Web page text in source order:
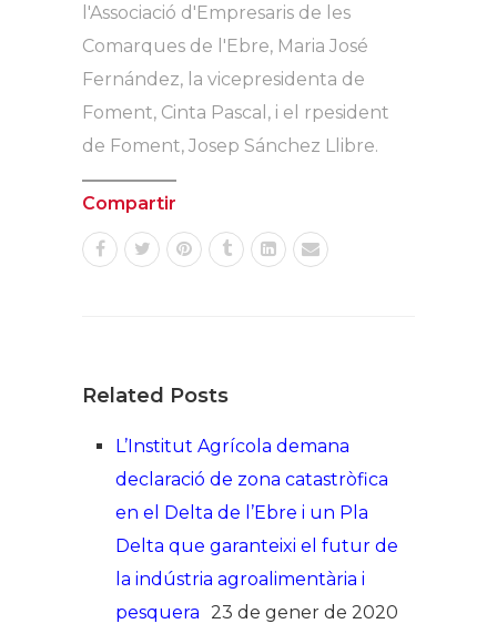
l'Associació d'Empresaris de les
Comarques de l'Ebre, Maria José
Fernández, la vicepresidenta de
Foment, Cinta Pascal, i el rpesident
de Foment, Josep Sánchez Llibre.
Compartir
Related Posts
L’Institut Agrícola demana
declaració de zona catastròfica
en el Delta de l’Ebre i un Pla
Delta que garanteixi el futur de
la indústria agroalimentària i
pesquera 23 de gener de 2020